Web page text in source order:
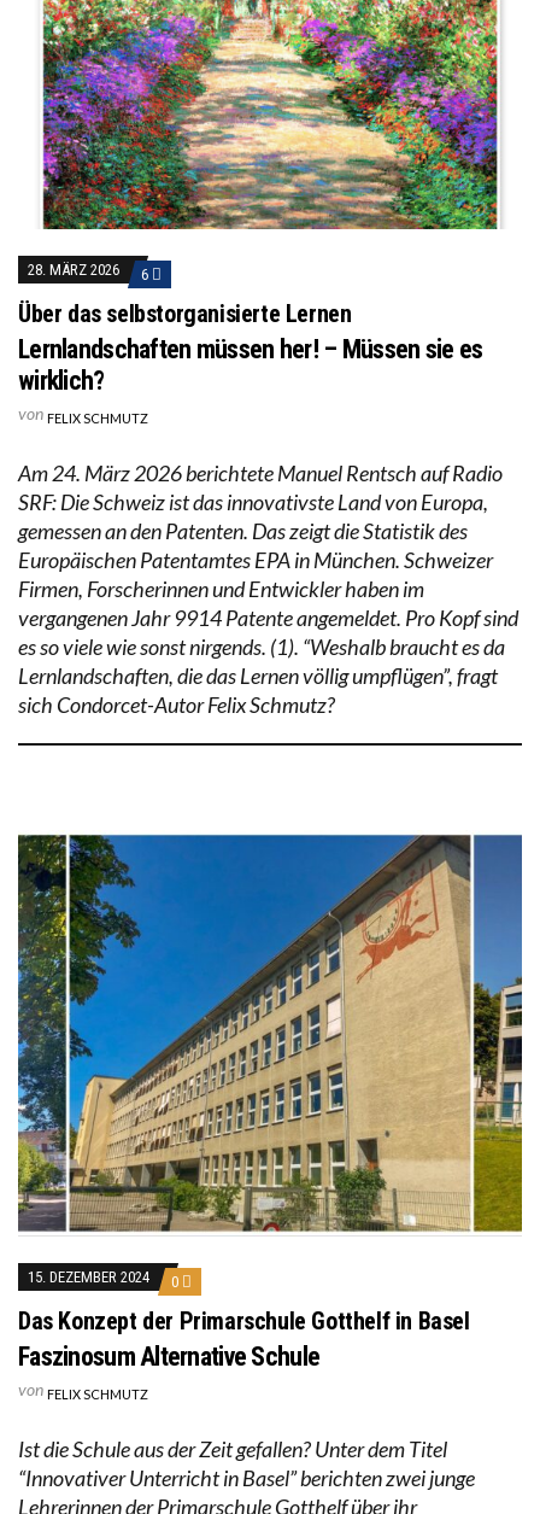
28. MÄRZ 2026 6
Über das selbstorganisierte Lernen
Lernlandschaften müssen her! – Müssen sie es
wirklich?
von FELIX SCHMUTZ
Am 24. März 2026 berichtete Manuel Rentsch auf Radio
SRF: Die Schweiz ist das innovativste Land von Europa,
gemessen an den Patenten. Das zeigt die Statistik des
Europäischen Patentamtes EPA in München. Schweizer
Firmen, Forscherinnen und Entwickler haben im
vergangenen Jahr 9914 Patente angemeldet. Pro Kopf sind
es so viele wie sonst nirgends. (1). “Weshalb braucht es da
Lernlandschaften, die das Lernen völlig umpflügen”, fragt
sich Condorcet-Autor Felix Schmutz?
15. DEZEMBER 2024 0
Das Konzept der Primarschule Gotthelf in Basel
Faszinosum Alternative Schule
von FELIX SCHMUTZ
Ist die Schule aus der Zeit gefallen? Unter dem Titel
“Innovativer Unterricht in Basel” berichten zwei junge
Lehrerinnen der Primarschule Gotthelf über ihr